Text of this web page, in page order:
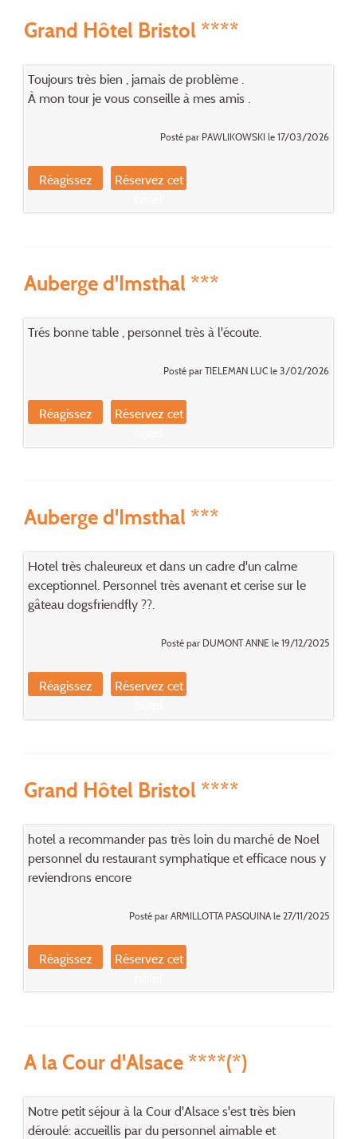
Grand Hôtel Bristol ****
Toujours très bien , jamais de problème .
À mon tour je vous conseille à mes amis .
Posté par PAWLIKOWSKI le 17/03/2026
Réagissez
Réservez cet
Auberge d'Imsthal ***
Trés bonne table , personnel très à l'écoute.
Posté par TIELEMAN LUC le 3/02/2026
Réagissez
Réservez cet
Auberge d'Imsthal ***
Hotel très chaleureux et dans un cadre d'un calme
exceptionnel. Personnel très avenant et cerise sur le
gâteau dogsfriendfly ??.
Posté par DUMONT ANNE le 19/12/2025
Réagissez
Réservez cet
Grand Hôtel Bristol ****
hotel a recommander pas très loin du marché de Noel
personnel du restaurant symphatique et efficace nous y
reviendrons encore
Posté par ARMILLOTTA PASQUINA le 27/11/2025
Réagissez
Réservez cet
A la Cour d'Alsace ****(*)
Notre petit séjour à la Cour d'Alsace s'est très bien
déroulé: accueillis par du personnel aimable et